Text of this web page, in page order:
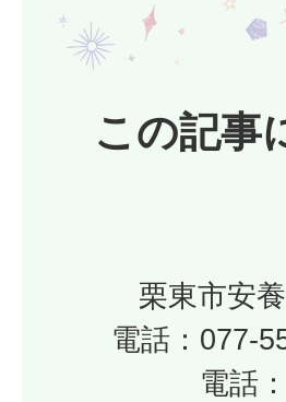
この記事
栗東市安
電話：077-
電話